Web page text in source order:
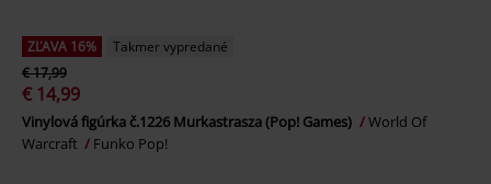
ZĽAVA 16%
Takmer vypredané
€ 17,99
€ 14,99
Vinylová figúrka č.1226 Murkastrasza (Pop! Games)
World Of
Warcraft
Funko Pop!